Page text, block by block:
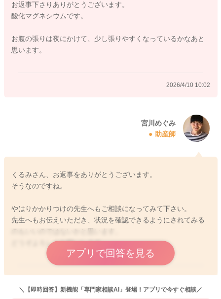
少量ずつしか出ていないこともあるようですし、その分溜まっ
ていることもありましたら、お腹が張りやすくなることもある
念のためにかかりつけの先生へもご相談をされてみてはいかが
2026/4/10 9:58
お返事下さりありがとうございます。
酸化マグネシウムです。
お腹の張りは夜にかけて、少し張りやすくなっているかなあと
思います。
2026/4/10 10:02
宮川めぐみ
助産師
くるみさん、お返事をありがとうございます。
そうなのですね。
やはりかかりつけの先生へもご相談になってみて下さい。
先生へもお伝えいただき、状況を確認できるようにされてみる
のもいいのではないかと思います。
どうぞよろしくお願いします。
アプリで回答を見る
2026/4/10 10:23
＼【即時回答】新機能「専門家相談AI」登場！アプリで今すぐ相談／